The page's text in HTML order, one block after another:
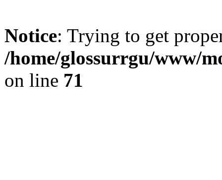
Notice: Trying to get
/home/glossurrgu/www/
on line 71